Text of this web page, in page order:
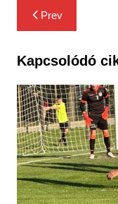
Bejegyzés
navigáció
Prev
Kapcsolódó